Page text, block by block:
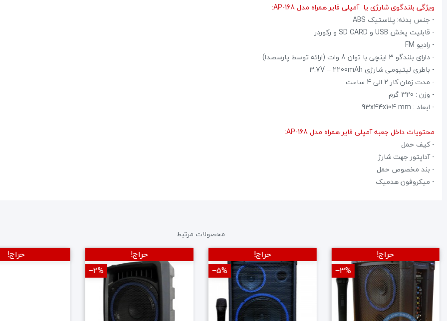
ویژگی بلندگوی شارژی یا آمپلی فایر همراه مدل AP-168:
- جنس بدنه: پلاستیک ABS
- قابلیت پخش USB و SD CARD و رکوردر
- رادیو FM
- دارای بلندگو 3 اینچی با توان 8 وات (ارائه توسط پارسصدا)
- باطری لیتیومی شارژی 3.7V – 2200mAh
- مدت زمان کار 2 الی 4 ساعت
- وزن : 320 گرم
- ابعاد : 93x44x104 mm
محتویات داخل جعبه آمپلی فایر همراه مدل AP-168:
- کیف حمل
- آداپتور جهت شارژ
- بند مخصوص حمل
- میکروفون هدمیک
محصولات مرتبط
حراج!
‎−3%
حراج!
‎−5%
حراج!
‎−2%
حراج!